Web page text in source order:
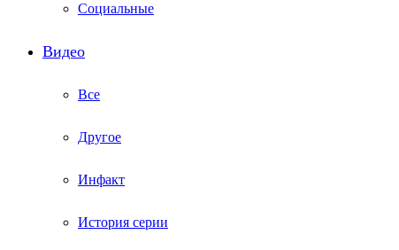
Социальные
Видео
Все
Другое
Инфакт
История серии